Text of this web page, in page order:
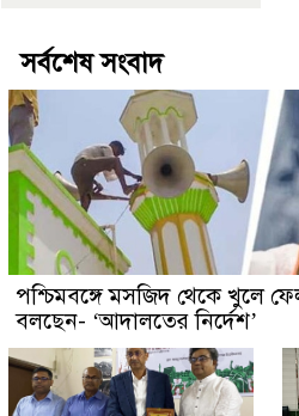
সর্বশেষ সংবাদ
পশ্চিমবঙ্গে মসজিদ থেকে খুলে
বলছেন- ‘আদালতের নির্দেশ’